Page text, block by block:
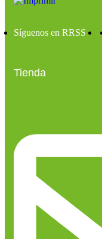
Síguenos en RRSS
Tienda